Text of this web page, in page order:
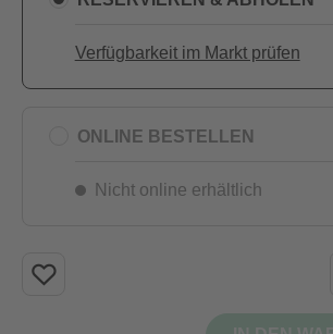
Verfügbarkeit im Markt prüfen
ONLINE BESTELLEN
Nicht online erhältlich